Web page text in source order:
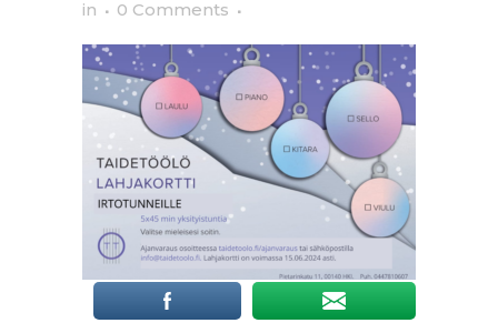
in 0 Comments